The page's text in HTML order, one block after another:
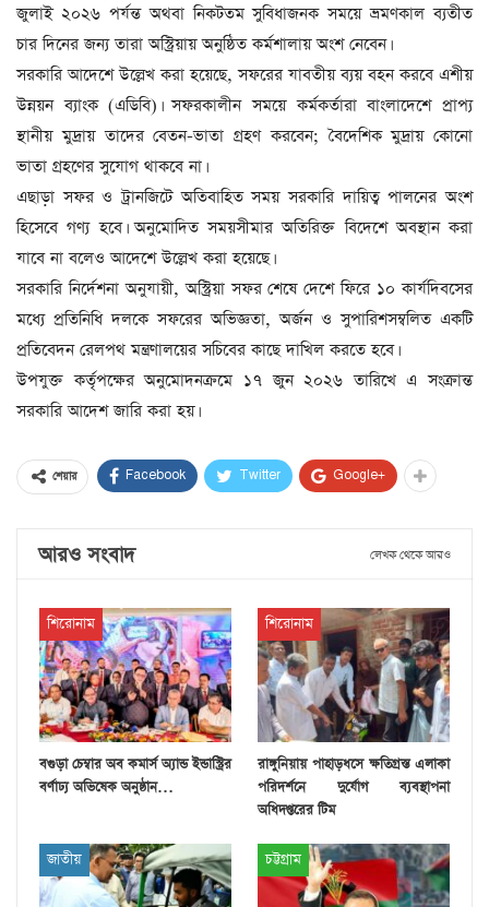
জুলাই ২০২৬ পর্যন্ত অথবা নিকটতম সুবিধাজনক সময়ে ভ্রমণকাল ব্যতীত
চার দিনের জন্য তারা অস্ট্রিয়ায় অনুষ্ঠিত কর্মশালায় অংশ নেবেন।
সরকারি আদেশে উল্লেখ করা হয়েছে, সফরের যাবতীয় ব্যয় বহন করবে এশীয়
উন্নয়ন ব্যাংক (এডিবি)। সফরকালীন সময়ে কর্মকর্তারা বাংলাদেশে প্রাপ্য
স্থানীয় মুদ্রায় তাদের বেতন-ভাতা গ্রহণ করবেন; বৈদেশিক মুদ্রায় কোনো
ভাতা গ্রহণের সুযোগ থাকবে না।
এছাড়া সফর ও ট্রানজিটে অতিবাহিত সময় সরকারি দায়িত্ব পালনের অংশ
হিসেবে গণ্য হবে। অনুমোদিত সময়সীমার অতিরিক্ত বিদেশে অবস্থান করা
যাবে না বলেও আদেশে উল্লেখ করা হয়েছে।
সরকারি নির্দেশনা অনুযায়ী, অস্ট্রিয়া সফর শেষে দেশে ফিরে ১০ কার্যদিবসের
মধ্যে প্রতিনিধি দলকে সফরের অভিজ্ঞতা, অর্জন ও সুপারিশসম্বলিত একটি
প্রতিবেদন রেলপথ মন্ত্রণালয়ের সচিবের কাছে দাখিল করতে হবে।
উপযুক্ত কর্তৃপক্ষের অনুমোদনক্রমে ১৭ জুন ২০২৬ তারিখে এ সংক্রান্ত
সরকারি আদেশ জারি করা হয়।
শেয়ার Facebook Twitter Google+
আরও সংবাদ লেখক থেকে আরও
শিরোনাম
বগুড়া চেম্বার অব কমার্স অ্যান্ড ইন্ডাস্ট্রির
বর্ণাঢ্য অভিষেক অনুষ্ঠান…
শিরোনাম
রাঙ্গুনিয়ায় পাহাড়ধসে ক্ষতিগ্রস্ত এলাকা
পরিদর্শনে দুর্যোগ ব্যবস্থাপনা
অধিদপ্তরের টিম
জাতীয় চট্টগ্রাম